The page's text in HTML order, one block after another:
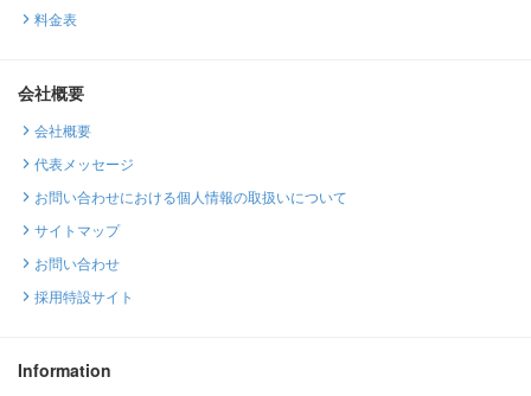
料金表
会社概要
会社概要
代表メッセージ
お問い合わせにおける個人情報の取扱いについて
サイトマップ
お問い合わせ
採用特設サイト
Information